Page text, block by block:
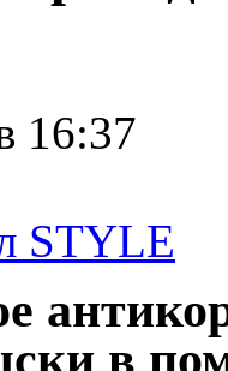
16:37
STYLE
в